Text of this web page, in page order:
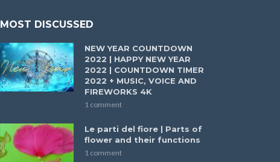
MOST DISCUSSED
NEW YEAR COUNTDOWN
2022 | HAPPY NEW YEAR
2022 | COUNTDOWN TIMER
2022 + MUSIC, VOICE AND
FIREWORKS 4K
1 comment
Le parti del fiore | Parts of
flower and their functions
1 comment